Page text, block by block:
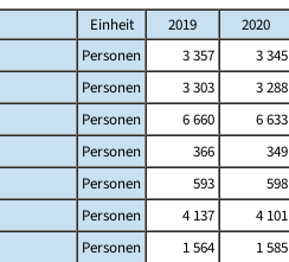
Einheit 2019 2020
Personen 3 357 3 345
Personen 3 303 3 288
Personen 6 660 6 633
Personen 366 349
Personen 593 598
Personen 4 137 4 101
Personen 1 564 1 585